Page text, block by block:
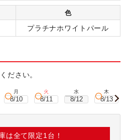
色
プラチナホワイトパール
ださい。
月
8/10
火
8/11
水
8/12
木
8/13
は全て限定1台！